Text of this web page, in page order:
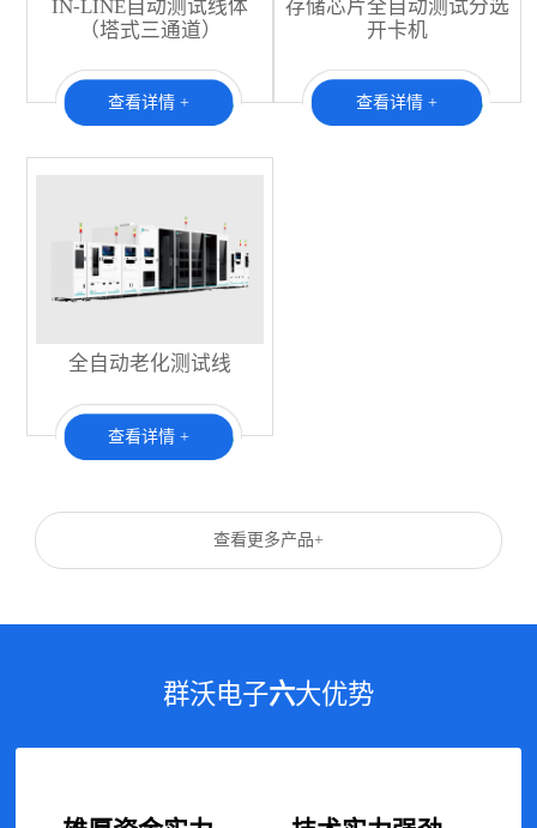
IN-LINE自动测试线体
（塔式三通道）
查看详情 +
存储芯片全自动测试分选
开卡机
查看详情 +
全自动老化测试线
查看详情 +
查看更多产品+
群沃电子六大优势